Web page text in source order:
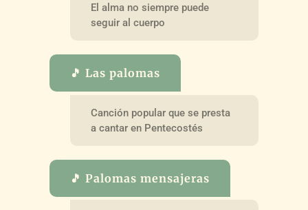
El alma no siempre puede
seguir al cuerpo
🎵 Las palomas
Canción popular que se presta
a cantar en Pentecostés
🎵 Palomas mensajeras